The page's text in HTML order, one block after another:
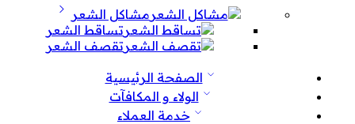
مشاكل الشعر
تساقط الشعر
تقصف الشعر
الصفحة الرئيسية
الولاء و المكافآت
خدمة العملاء